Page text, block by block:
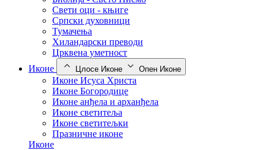
Свети оци - књиге
Српски духовници
Тумачења
Хиландарски преводи
Црквена уметност
Иконе
Цлосе Иконе Опен Иконе
Иконе Исуса Христа
Иконе Богородице
Иконе анђела и арханђела
Иконе светитеља
Иконе светитељки
Празничне иконе
Иконе